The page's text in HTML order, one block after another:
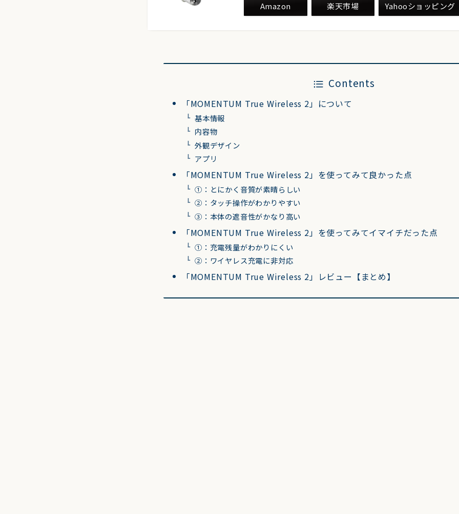
Amazon 楽天市場 Yahooショッピング
Contents
「MOMENTUM True Wireless 2」について
基本情報
内容物
外観デザイン
アプリ
「MOMENTUM True Wireless 2」を使ってみて良かった点
①：とにかく音質が素晴らしい
②：タッチ操作がわかりやすい
③：本体の遮音性がかなり高い
「MOMENTUM True Wireless 2」を使ってみてイマイチだった点
①：充電残量がわかりにくい
②：ワイヤレス充電に非対応
「MOMENTUM True Wireless 2」レビュー【まとめ】